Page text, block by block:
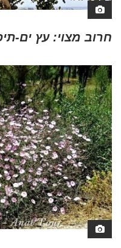
חרוב מצוי: עץ ים-